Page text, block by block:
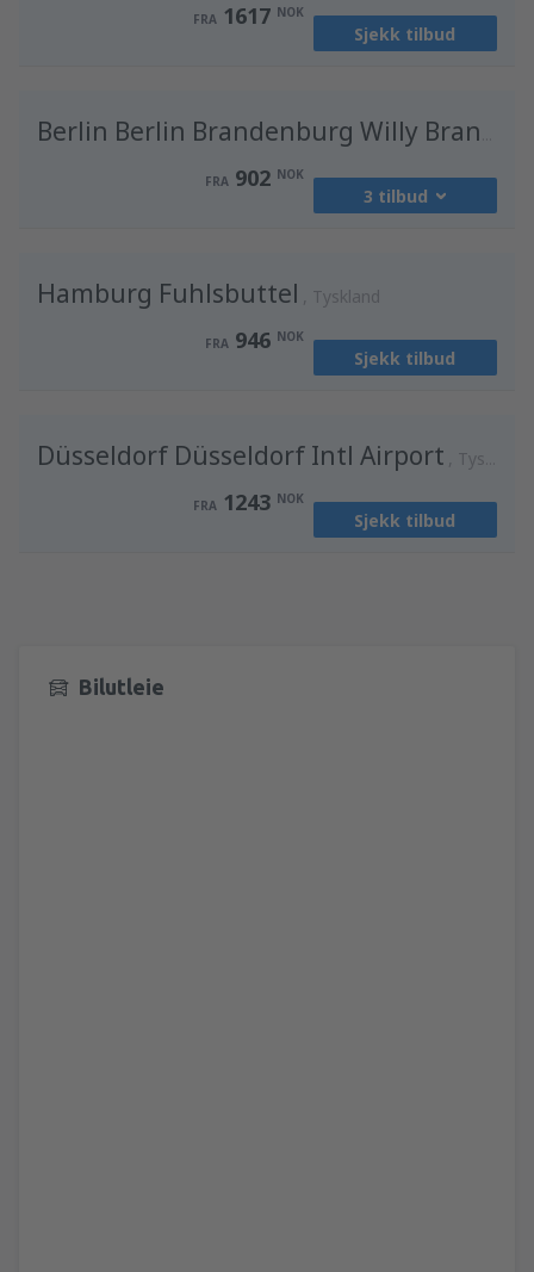
FRA 1617 NOK
Sjekk tilbud
FRA 902 NOK
3 tilbud
FRA 902 NOK
fraTrondheim, Vaerns (TRD)
Hamburg Fuhlsbuttel Tyskland
FRA 946 NOK
Sjekk tilbud
Düsseldorf Düsseldorf Intl Airport Tyskland
FRA 1243 NOK
Sjekk tilbud
Bilutleie